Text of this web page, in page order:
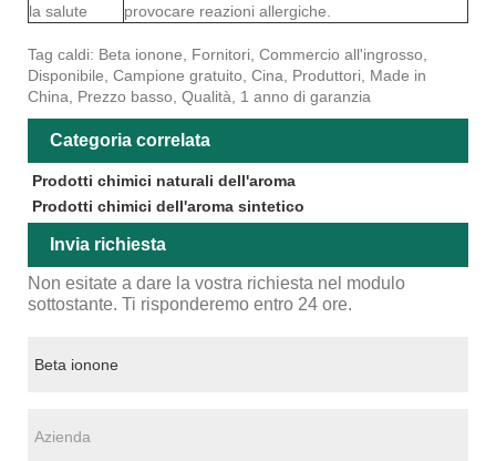
la salute
provocare reazioni allergiche.
Tag caldi: Beta ionone, Fornitori, Commercio all'ingrosso,
Disponibile, Campione gratuito, Cina, Produttori, Made in
China, Prezzo basso, Qualità, 1 anno di garanzia
Categoria correlata
Prodotti chimici naturali dell'aroma
Prodotti chimici dell'aroma sintetico
Invia richiesta
Non esitate a dare la vostra richiesta nel modulo
sottostante. Ti risponderemo entro 24 ore.